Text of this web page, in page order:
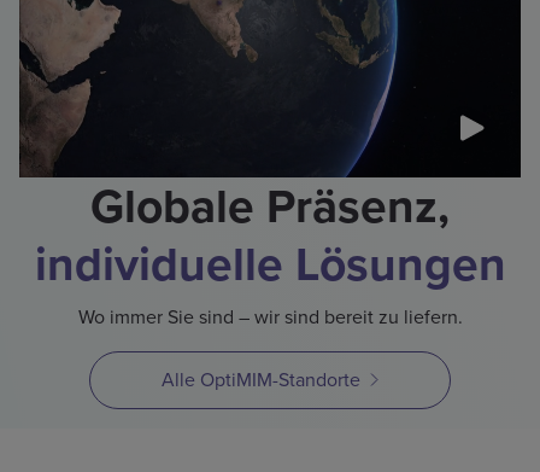
Globale Präsenz,
individuelle Lösungen
Wo immer Sie sind – wir sind bereit zu liefern.
Alle OptiMIM-Standorte